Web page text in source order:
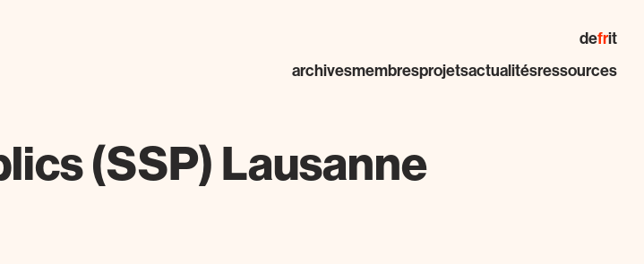
defrit
archivesmembresprojetsactualitésressources
(SSP) Lausanne